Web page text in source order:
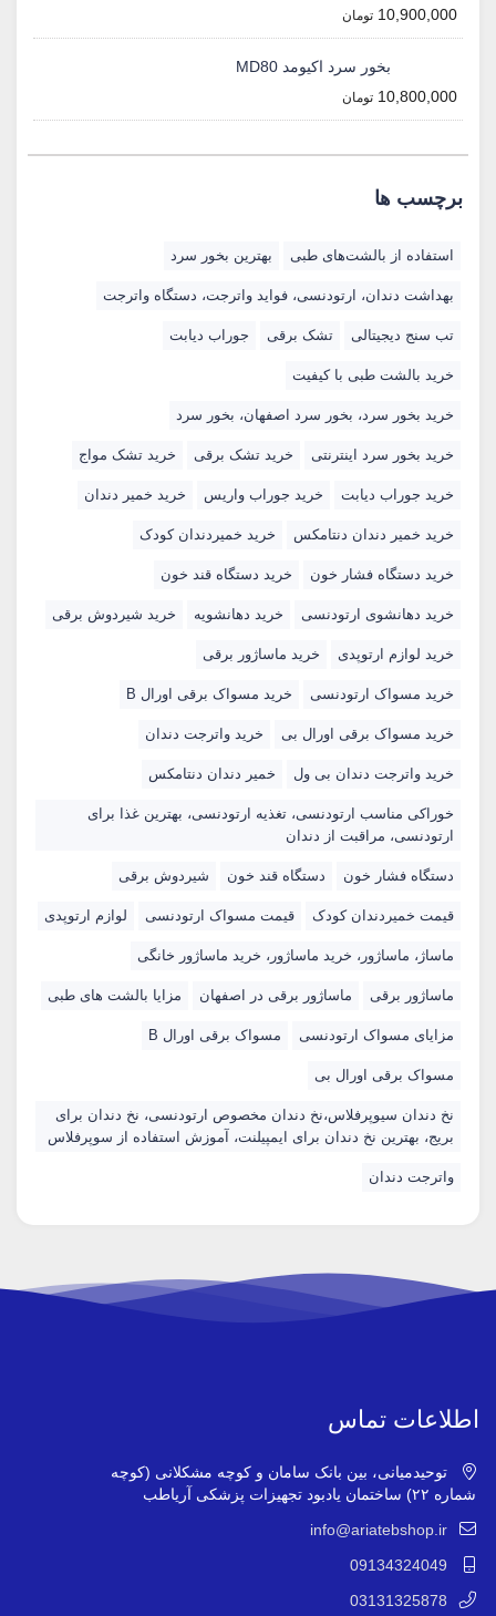
10,900,000 تومان
بخور سرد اکیومد MD80
10,800,000 تومان
برچسب ها
استفاده از بالشت‌های طبی بهترین بخور سرد
بهداشت دندان، ارتودنسی، فواید واترجت، دستگاه واترجت
تب سنج دیجیتالی تشک برقی جوراب دیابت
خرید بالشت‌ طبی با کیفیت
خرید بخور سرد، بخور سرد اصفهان، بخور سرد
خرید بخور سرد اینترنتی خرید تشک برقی خرید تشک مواج
خرید جوراب دیابت خرید جوراب واریس خرید خمیر دندان
خرید خمیر دندان دنتامکس خرید خمیردندان کودک
خرید دستگاه فشار خون خرید دستگاه قند خون
خرید دهانشوی ارتودنسی خرید دهانشویه خرید شیردوش برقی
خرید لوازم ارتوپدی خرید ماساژور برقی
خرید مسواک ارتودنسی خرید مسواک برقی اورال B
خرید مسواک برقی اورال بی خرید واترجت دندان
خرید واترجت دندان بی ول خمیر دندان دنتامکس
خوراکی مناسب ارتودنسی، تغذیه ارتودنسی، بهترین غذا برای
ارتودنسی، مراقبت از دندان
دستگاه فشار خون دستگاه قند خون شیردوش برقی
قیمت خمیردندان کودک قیمت مسواک ارتودنسی لوازم ارتوپدی
ماساژ، ماساژور، خرید ماساژور، خرید ماساژور خانگی
ماساژور برقی ماساژور برقی در اصفهان مزایا بالشت های طبی
مزایای مسواک ارتودنسی مسواک برقی اورال B
مسواک برقی اورال بی
نخ دندان سیوپرفلاس،نخ دندان مخصوص ارتودنسی، نخ دندان برای
بریج، بهترین نخ دندان برای ایمپیلنت، آموزش استفاده از سوپرفلاس
واترجت دندان
اطلاعات تماس
توحیدمیانی، بین بانک سامان و کوچه مشکلانی (کوچه
شماره ۲۲) ساختمان یادبود تجهیزات پزشکی آریاطب
info@ariatebshop.ir
09134324049
03131325878